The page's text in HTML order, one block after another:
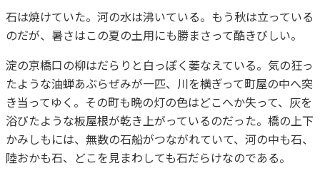
石は焼けていた。河の水は沸いている。もう秋は立っている
のだが、暑さはこの夏の土用にも勝まさって酷きびしい。
淀の京橋口の柳はだらりと白っぽく萎なえている。気の狂っ
たような油蝉あぶらぜみが一匹、川を横ぎって町屋の中へ突
き当ってゆく。その町も晩の灯の色はどこへか失って、灰を
浴びたような板屋根が乾き上がっているのだった。橋の上下
かみしもには、無数の石船がつながれていて、河の中も石、
陸おかも石、どこを見まわしても石だらけなのである。